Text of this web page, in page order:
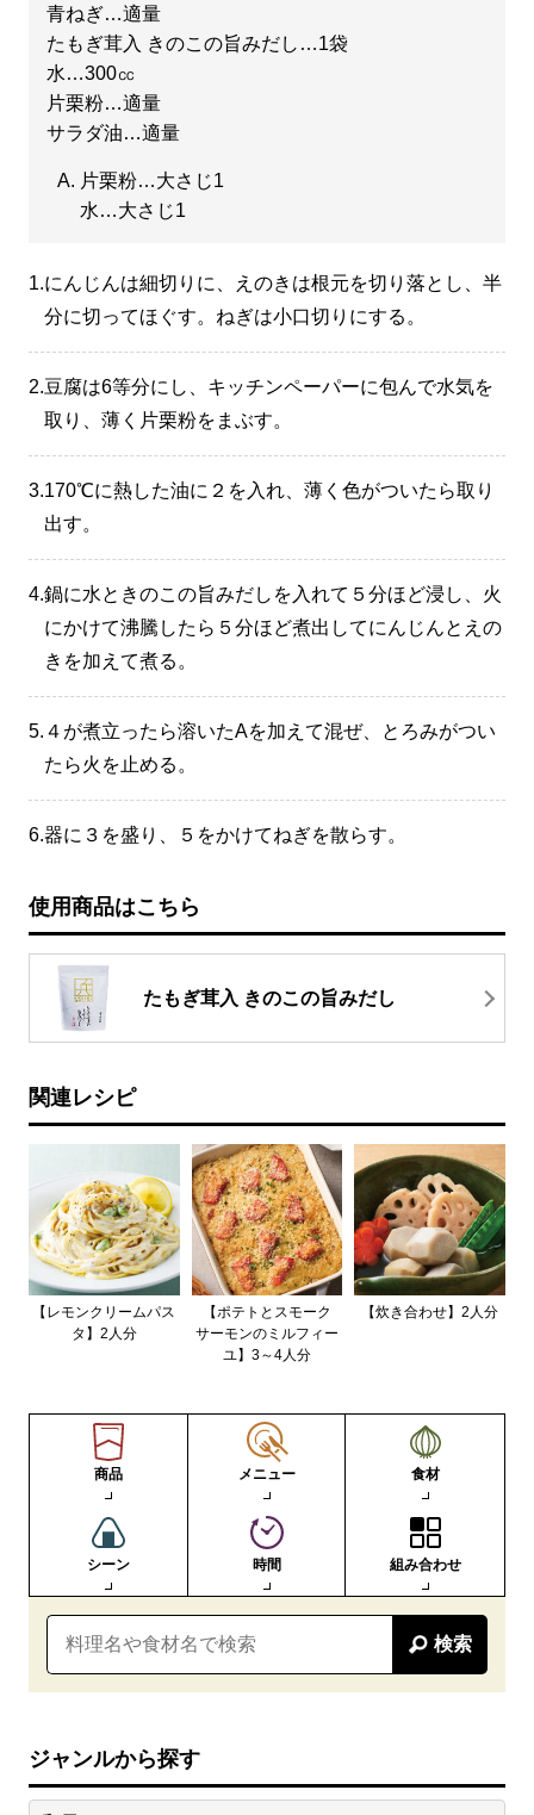
青ねぎ…適量
たもぎ茸入 きのこの旨みだし…1袋
水…300㏄
片栗粉…適量
サラダ油…適量
片栗粉…大さじ1
水…大さじ1
1.にんじんは細切りに、えのきは根元を切り落とし、半
分に切ってほぐす。ねぎは小口切りにする。
2.豆腐は6等分にし、キッチンペーパーに包んで水気を
取り、薄く片栗粉をまぶす。
3.170℃に熱した油に２を入れ、薄く色がついたら取り
出す。
4.鍋に水ときのこの旨みだしを入れて５分ほど浸し、火
にかけて沸騰したら５分ほど煮出してにんじんとえの
きを加えて煮る。
5. ４が煮立ったら溶いたAを加えて混ぜ、とろみがつい
たら火を止める。
6.器に３を盛り、５をかけてねぎを散らす。
使用商品はこちら
たもぎ茸入 きのこの旨みだし
関連レシピ
【レモンクリームパス
タ】2人分
【ポテトとスモーク
サーモンのミルフィー
ユ】3～4人分
【炊き合わせ】2人分
商品 メニュー 食材
シーン 時間 組み合わせ
検索
ジャンルから探す